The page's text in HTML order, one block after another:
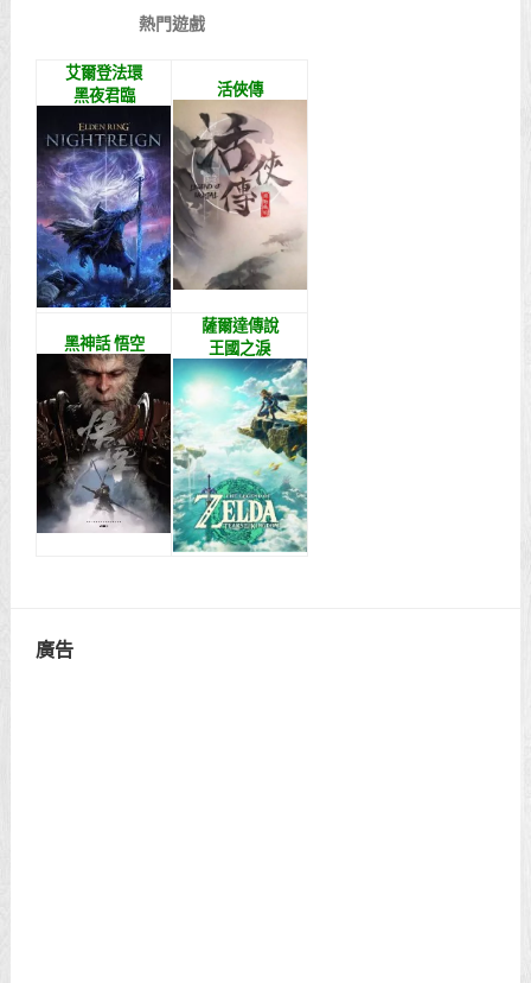
熱門遊戲
艾爾登法環
黑夜君臨
活俠傳
黑神話 悟空
薩爾達傳說
王國之淚
廣告